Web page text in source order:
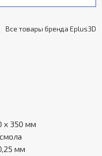
Все товары бренда Eplus3D
x 350 мм
мм